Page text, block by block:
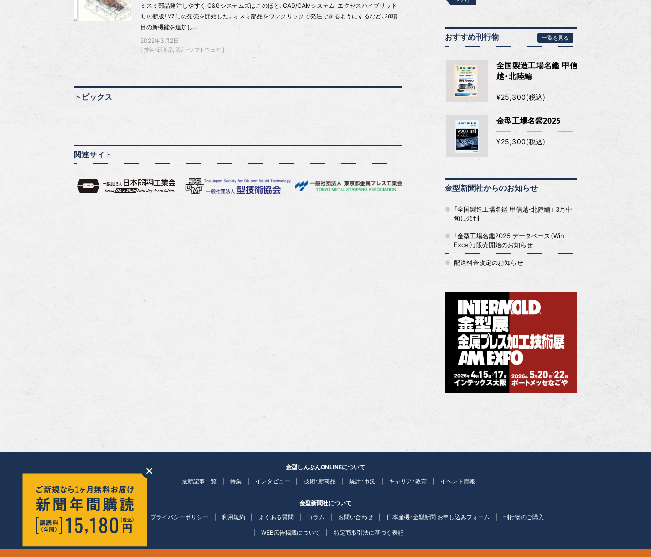
ミスミ部品発注しやすく C&Gシステムズはこのほど、CAD/CAMシステム「エクセスハイブリッド
Ⅱ」の新版「V7.1」の発売を開始した。ミスミ部品をワンクリックで発注できるようにするなど、28項
目の新機能を追加し…
2022年3月2日
技術・新商品 設計・ソフトウェア
トピックス
関連サイト
おすすめ刊行物 一覧を見る
全国製造工場名鑑 甲信
越・北陸編
¥25,300(税込)
金型工場名鑑2025
¥25,300(税込)
金型新聞社からのお知らせ
「全国製造工場名鑑 甲信越・北陸編」 3月中
旬に発刊
「金型工場名鑑2025 データベース（Win
Excel）」販売開始のお知らせ
配送料金改定のお知らせ
金型しんぶんONLINEについて
最新記事一覧
特集 インタビュー 技術・新商品 統計・市況 キャリア・教育 イベント情報
金型新聞社について
会社紹介
プライバシーポリシー 利用規約 よくある質問 コラム お問い合わせ 日本産機・金型新聞 お申し込みフォーム 刊行物のご購入
WEB広告掲載について 特定商取引法に基づく表記